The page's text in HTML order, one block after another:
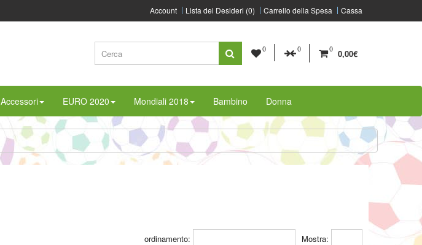
Account Lista dei Desideri (0) Carrello della Spesa Cassa
0 0 0 0,00€
Accessori EURO 2020 Mondiali 2018 Bambino Donna
Mostra:
ordinamento: